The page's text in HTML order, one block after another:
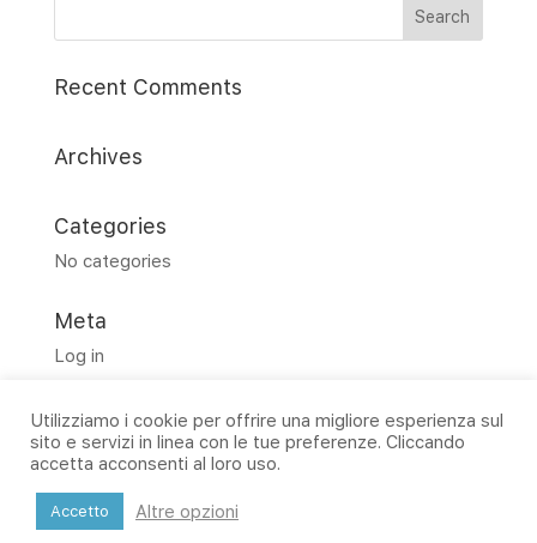
Recent Comments
Archives
Categories
No categories
Meta
Log in
Comments feed
WordPress.org
Utilizziamo i cookie per offrire una migliore esperienza sul
sito e servizi in linea con le tue preferenze. Cliccando
accetta acconsenti al loro uso.
Accetto Altre opzioni